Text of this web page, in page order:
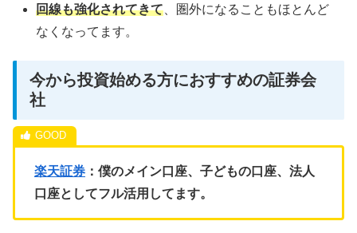
回線も強化されてきて 、圏外になることもほとんど
なくなってます。
今から投資始める方におすすめの証券会
社
楽天証券 ：僕のメイン口座、子どもの口座、法人
口座としてフル活用してます。